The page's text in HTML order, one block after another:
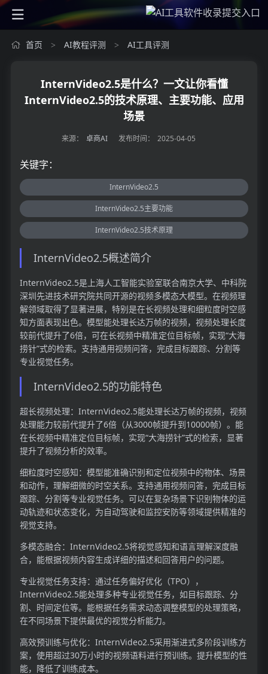
首页 > AI教程评测 > AI工具评测
InternVideo2.5是什么？一文让你看懂
InternVideo2.5的技术原理、主要功能、应用
场景
来源： 卓商AI 发布时间： 2025-04-05
关键字：
InternVideo2.5
InternVideo2.5主要功能
InternVideo2.5技术原理
InternVideo2.5概述简介
InternVideo2.5是上海人工智能实验室联合南京大学、中科院
深圳先进技术研究院共同开源的视频多模态大模型。在视频理
解领域取得了显著进展，特别是在长视频处理和细粒度时空感
知方面表现出色。模型能处理长达万帧的视频，视频处理长度
较前代提升了6倍，可在长视频中精准定位目标帧，实现“大海
捞针”式的检索。支持通用视频问答，完成目标跟踪、分割等
专业视觉任务。
InternVideo2.5的功能特色
超长视频处理：InternVideo2.5能处理长达万帧的视频，视频
处理能力较前代提升了6倍（从3000帧提升到10000帧）。能
在长视频中精准定位目标帧，实现“大海捞针”式的检索，显著
提升了视频分析的效率。
细粒度时空感知：模型能准确识别和定位视频中的物体、场景
和动作，理解细微的时空关系。支持通用视频问答，完成目标
跟踪、分割等专业视觉任务。可以在复杂场景下识别物体的运
动轨迹和状态变化，为自动驾驶和监控安防等领域提供精准的
视觉支持。
多模态融合：InternVideo2.5将视觉感知和语言理解深度融
合，能根据视频内容生成详细的描述和回答用户的问题。
专业视觉任务支持：通过任务偏好优化（TPO），
InternVideo2.5能处理多种专业视觉任务，如目标跟踪、分
割、时间定位等。能根据任务需求动态调整模型的处理策略，
在不同场景下提供最优的视觉分析能力。
高效预训练与优化：InternVideo2.5采用渐进式多阶段训练方
案，使用超过30万小时的视频语料进行预训练。提升模型的性
能，降低了训练成本。